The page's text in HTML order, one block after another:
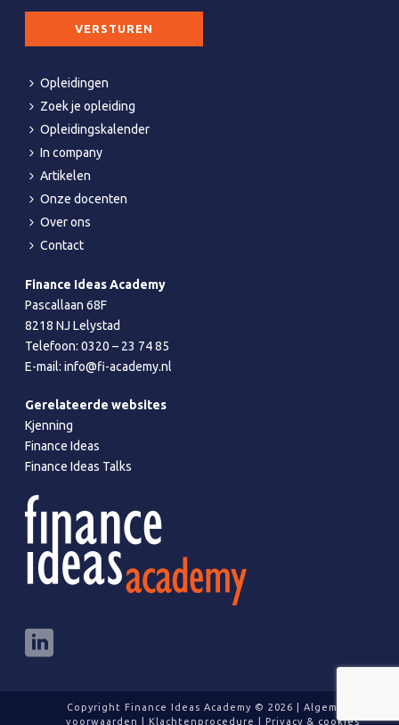
CAPTCHA
Opleidingen
Zoek je opleiding
Opleidingskalender
In company
Artikelen
Onze docenten
Over ons
Contact
Finance Ideas Academy
Pascallaan 68F
8218 NJ Lelystad
Telefoon:0320 – 23 74 85
E-mail:info@fi-academy.nl
Gerelateerde websites
Kjenning
Finance Ideas
Finance Ideas Talks
Copyright Finance Ideas Academy © 2026 | Algemene
voorwaarden
Klachtenprocedure Privacy & cookies